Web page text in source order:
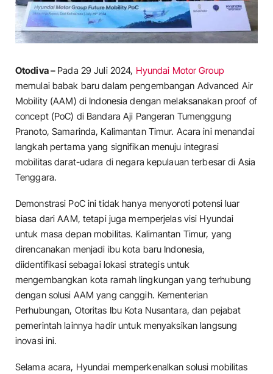
Otodiva – Pada 29 Juli 2024, Hyundai Motor Group
memulai babak baru dalam pengembangan Advanced Air
Mobility (AAM) di Indonesia dengan melaksanakan proof of
concept (PoC) di Bandara Aji Pangeran Tumenggung
Pranoto, Samarinda, Kalimantan Timur. Acara ini menandai
langkah pertama yang signifikan menuju integrasi
mobilitas darat-udara di negara kepulauan terbesar di Asia
Tenggara.
Demonstrasi PoC ini tidak hanya menyoroti potensi luar
biasa dari AAM, tetapi juga memperjelas visi Hyundai
untuk masa depan mobilitas. Kalimantan Timur, yang
direncanakan menjadi ibu kota baru Indonesia,
diidentifikasi sebagai lokasi strategis untuk
mengembangkan kota ramah lingkungan yang terhubung
dengan solusi AAM yang canggih. Kementerian
Perhubungan, Otoritas Ibu Kota Nusantara, dan pejabat
pemerintah lainnya hadir untuk menyaksikan langsung
inovasi ini.
Selama acara, Hyundai memperkenalkan solusi mobilitas